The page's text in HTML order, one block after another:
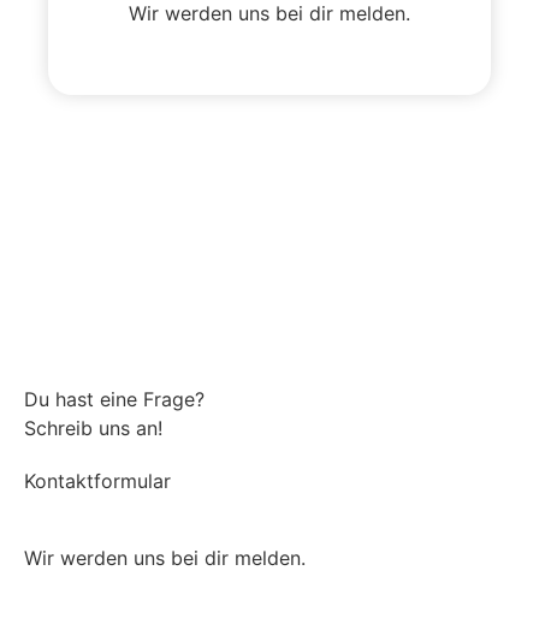
Wir werden uns bei dir melden.
Du hast eine Frage?
Schreib uns an!
Kontaktformular
Wir werden uns bei dir melden.